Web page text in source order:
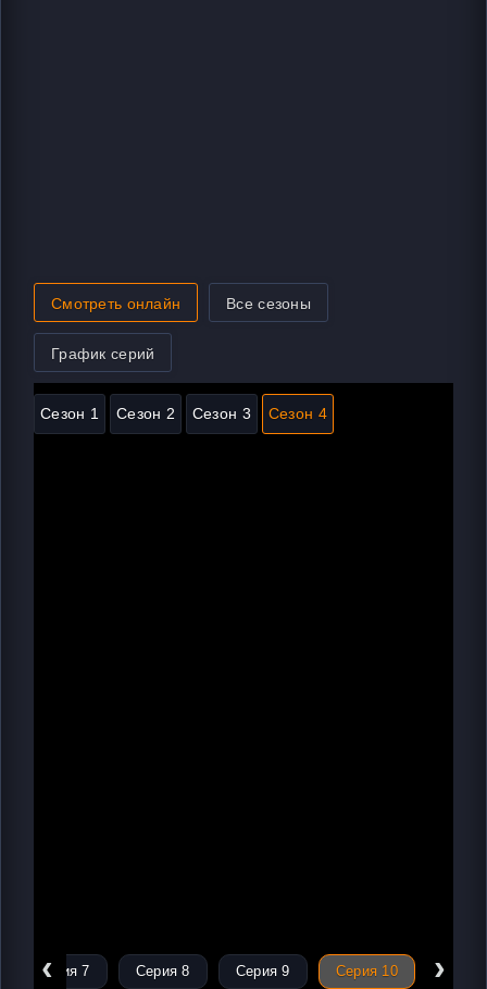
Смотреть онлайн Все сезоны
График серий
Сезон 1 Сезон 2 Сезон 3 Сезон 4
‹
Серия 7 Серия 8 Серия 9 Серия 10 ›